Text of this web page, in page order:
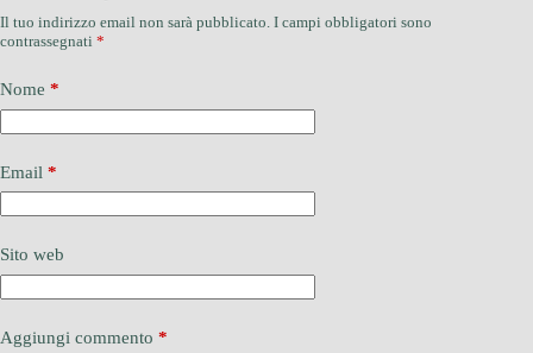
Il tuo indirizzo email non sarà pubblicato. I campi obbligatori sono
contrassegnati *
Nome *
Email *
Sito web
Aggiungi commento *